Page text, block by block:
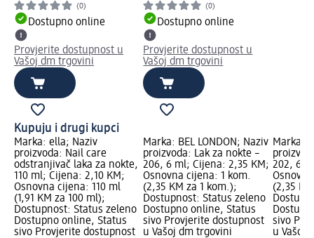
(0)
Dostupno online
Provjerite dostupnost u
Vašoj dm trgovini
(0)
Dostupno online
Provjerite dostupnost u
Vašoj dm trgovini
Kupuju i drugi kupci
Marka: ella; Naziv
proizvoda: Nail care
odstranjivač laka za nokte,
110 ml; Cijena: 2,10 KM;
Osnovna cijena: 110 ml
(1,91 KM za 100 ml);
Dostupnost: Status zeleno
Dostupno online, Status
sivo Provjerite dostupnost
Marka: BEL LONDON; Naziv
proizvoda: Lak za nokte –
206, 6 ml; Cijena: 2,35 KM;
Osnovna cijena: 1 kom.
(2,35 KM za 1 kom.);
Dostupnost: Status zeleno
Dostupno online, Status
sivo Provjerite dostupnost
u Vašoj dm trgovini
Marka:
202, 6
(2,35
sivo
u Vašoj